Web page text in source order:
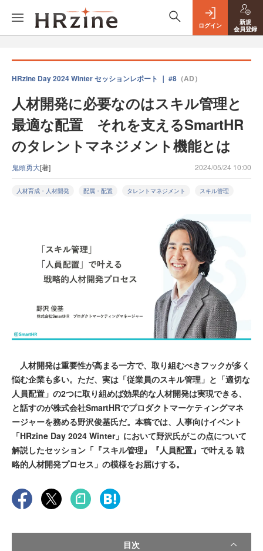
ログイン
新規
会員登録
HRzine Day 2024 Winter セッションレポート ｜ #8 （AD）
人材開発に必要なのはスキル管理と
最適な配置 それを支えるSmartHR
のタレントマネジメント機能とは
鬼頭勇大[著] 2024/05/24 10:00
人材育成・人材開発 配属・配置 タレントマネジメント スキル管理
人材開発は重要性が高まる一方で、取り組むべきフックが多く
悩む企業も多い。ただ、実は「従業員のスキル管理」と「適切な
人員配置」の2つに取り組めば効果的な人材開発は実現できる、
と話すのが株式会社SmartHRでプロダクトマーケティングマネ
ージャーを務める野沢俊基氏だ。本稿では、人事向けイベント
「HRzine Day 2024 Winter」において野沢氏がこの点について
解説したセッション「『スキル管理』『人員配置』で叶える 戦
略的人材開発プロセス」の模様をお届けする。
目次